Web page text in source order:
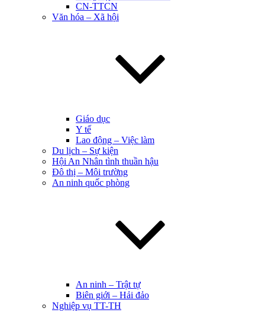
CN-TTCN
Văn hóa – Xã hội
Giáo dục
Y tế
Lao động – Việc làm
Du lịch – Sự kiện
Hội An Nhân tình thuần hậu
Đô thị – Môi trường
An ninh quốc phòng
An ninh – Trật tự
Biên giới – Hải đảo
Nghiệp vụ TT-TH